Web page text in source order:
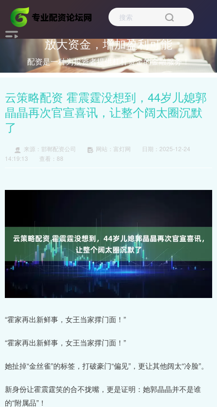
放大资金，增加盈利可能
配资是一种为投资者提供杠杆资金的金融服务！
云策略配资 霍震霆没想到，44岁儿媳郭
晶晶再次官宣喜讯，让整个阔太圈沉默
了
来源：邯郸配资公司 网站：富灯网
日期：2025-12-24
14:19:13
查看：88
“霍家再出新鲜事，女王当家撑门面！”
“霍家再出新鲜事，女王当家撑门面！”
她扯掉“金丝雀”的标签，打破豪门“偏见”，更让其他阔太“冷脸”。
新身份让霍震霆笑的合不拢嘴，更是证明：她郭晶晶并不是谁
的“附属品”！